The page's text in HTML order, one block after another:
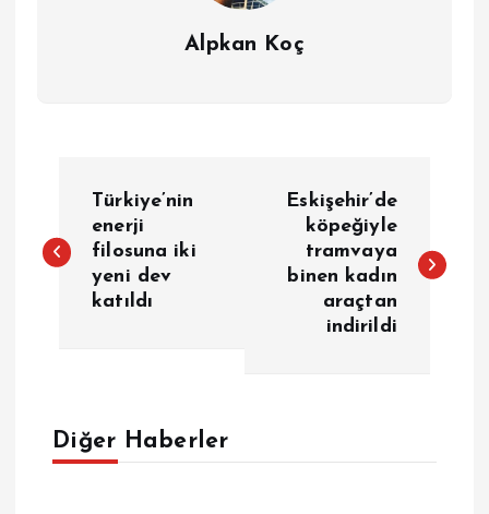
Alpkan Koç
a
e
Türkiye’nin
enerji
filosuna iki
yeni dev
katıldı
Eskişehir’de
köpeğiyle
tramvaya
binen kadın
araçtan
indirildi
Diğer Haberler